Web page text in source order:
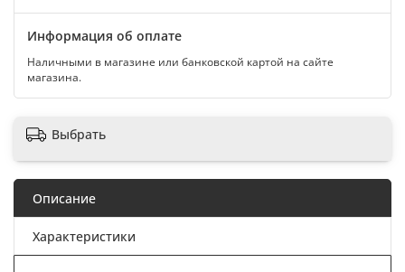
Информация об оплате
Наличными в магазине или банковской картой на сайте
магазина.
Выбрать
Описание
Характеристики